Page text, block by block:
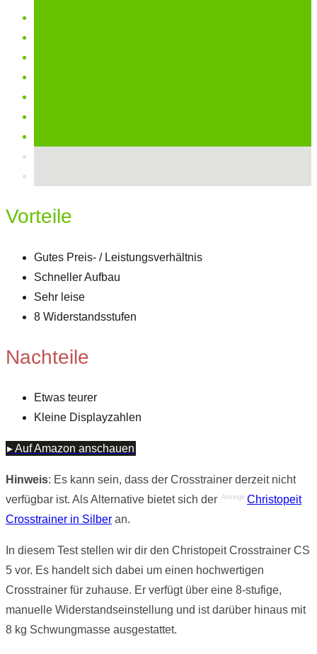
Vorteile
Gutes Preis- / Leistungsverhältnis
Schneller Aufbau
Sehr leise
8 Widerstandsstufen
Nachteile
Etwas teurer
Kleine Displayzahlen
▸ Auf Amazon anschauen
Hinweis: Es kann sein, dass der Crosstrainer derzeit nicht
verfügbar ist. Als Alternative bietet sich der
Anzeige Christopeit
Crosstrainer in Silber an.
In diesem Test stellen wir dir den Christopeit Crosstrainer CS
5 vor. Es handelt sich dabei um einen hochwertigen
Crosstrainer für zuhause. Er verfügt über eine 8-stufige,
manuelle Widerstandseinstellung und ist darüber hinaus mit
8 kg Schwungmasse ausgestattet.